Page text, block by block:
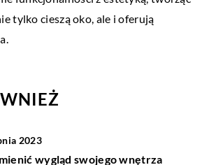
tylko cieszą oko, ale i oferują
2023
wygląd swojego wnętrza